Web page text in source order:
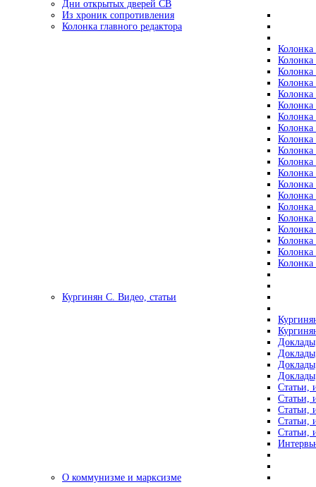
Дни открытых дверей СВ
Из хроник сопротивления
Колонка главного редактора
Колонка
Колонка
Колонка
Колонка
Колонка
Колонка
Колонка
Колонка
Колонка
Колонка
Колонка
Колонка
Колонка
Колонка
Колонка
Колонка
Колонка
Колонка
Колонка
Колонка
Кургинян С. Видео, статьи
Статьи,
Статьи,
Статьи,
Статьи,
Статьи,
О коммунизме и марксизме